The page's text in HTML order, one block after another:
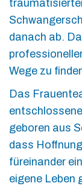
danach ab.
Wege zu
Das
geboren aus
dass
füreinander
eigene Leben